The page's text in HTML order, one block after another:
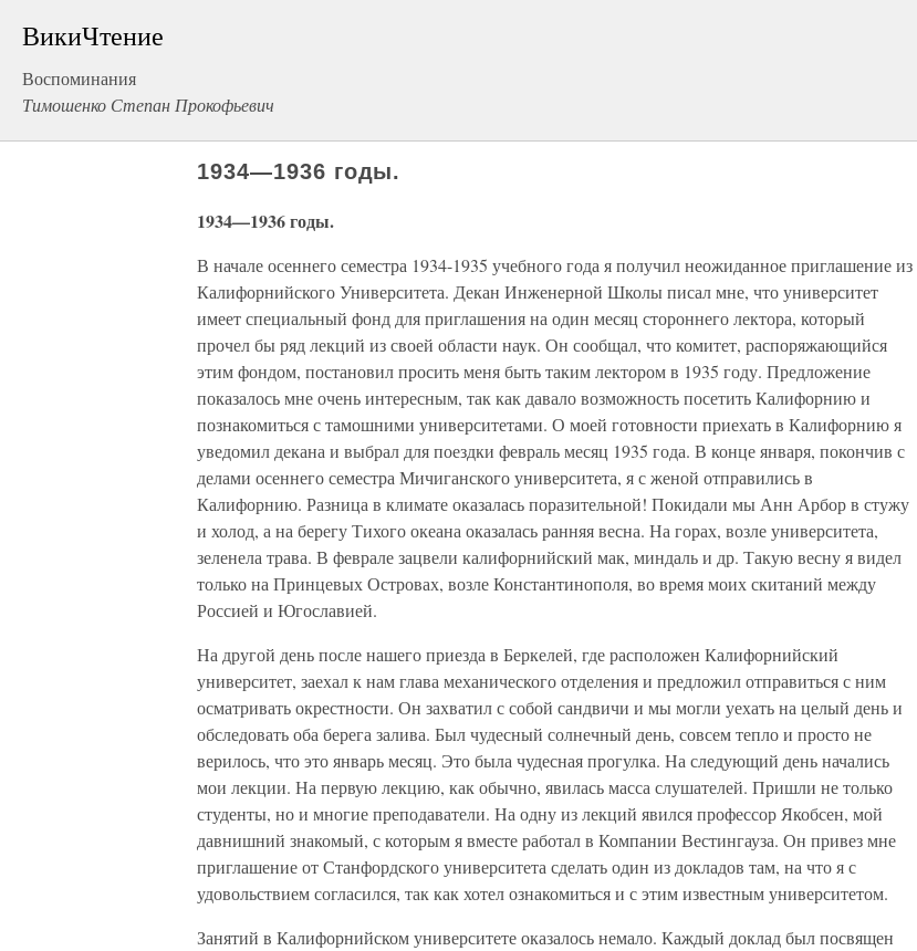
ВикиЧтение
Воспоминания
Тимошенко Степан Прокофьевич
1934—1936 годы.
1934—1936 годы.
В начале осеннего семестра 1934-1935 учебного года я получил неожиданное приглашение из
Калифорнийского Университета. Декан Инженерной Школы писал мне, что университет
имеет специальный фонд для приглашения на один месяц стороннего лектора, который
прочел бы ряд лекций из своей области наук. Он сообщал, что комитет, распоряжающийся
этим фондом, постановил просить меня быть таким лектором в 1935 году. Предложение
показалось мне очень интересным, так как давало возможность посетить Калифорнию и
познакомиться с тамошними университетами. О моей готовности приехать в Калифорнию я
уведомил декана и выбрал для поездки февраль месяц 1935 года. В конце января, покончив с
делами осеннего семестра Мичиганского университета, я с женой отправились в
Калифорнию. Разница в климате оказалась поразительной! Покидали мы Анн Арбор в стужу
и холод, а на берегу Тихого океана оказалась ранняя весна. На горах, возле университета,
зеленела трава. В феврале зацвели калифорнийский мак, миндаль и др. Такую весну я видел
только на Принцевых Островах, возле Константинополя, во время моих скитаний между
Россией и Югославией.
На другой день после нашего приезда в Беркелей, где расположен Калифорнийский
университет, заехал к нам глава механического отделения и предложил отправиться с ним
осматривать окрестности. Он захватил с собой сандвичи и мы могли уехать на целый день и
обследовать оба берега залива. Был чудесный солнечный день, совсем тепло и просто не
верилось, что это январь месяц. Это была чудесная прогулка. На следующий день начались
мои лекции. На первую лекцию, как обычно, явилась масса слушателей. Пришли не только
студенты, но и многие преподаватели. На одну из лекций явился профессор Якобсен, мой
давнишний знакомый, с которым я вместе работал в Компании Вестингауза. Он привез мне
приглашение от Станфордского университета сделать один из докладов там, на что я с
удовольствием согласился, так как хотел ознакомиться и с этим известным университетом.
Занятий в Калифорнийском университете оказалось немало. Каждый доклад был посвящен